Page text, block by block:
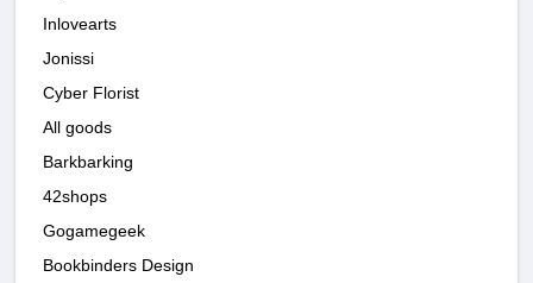
Inlovearts
Jonissi
Cyber Florist
All goods
Barkbarking
42shops
Gogamegeek
Bookbinders Design